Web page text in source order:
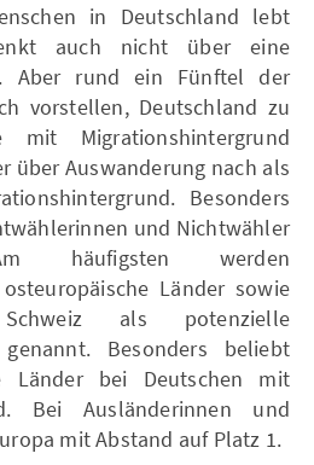
in Deutschland lebt
auch nicht über eine
Aber rund ein Fünftel der
vorstellen, Deutschland zu
mit Migrationshintergrund
über Auswanderung nach als
Besonders
und Nichtwähler
häufigsten werden
Länder sowie
als potenzielle
genannt. Besonders beliebt
Länder bei Deutschen mit
Bei Ausländerinnen und
mit Abstand auf Platz 1.